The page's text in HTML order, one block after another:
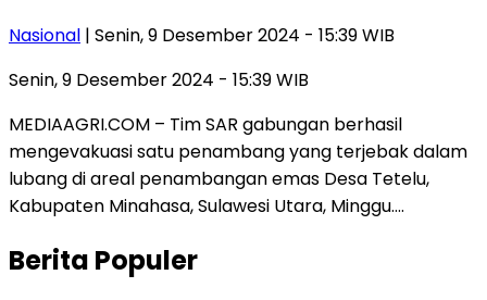
Nasional | Senin, 9 Desember 2024 - 15:39 WIB
Senin, 9 Desember 2024 - 15:39 WIB
MEDIAAGRI.COM – Tim SAR gabungan berhasil
mengevakuasi satu penambang yang terjebak dalam
lubang di areal penambangan emas Desa Tetelu,
Kabupaten Minahasa, Sulawesi Utara, Minggu….
Berita Populer